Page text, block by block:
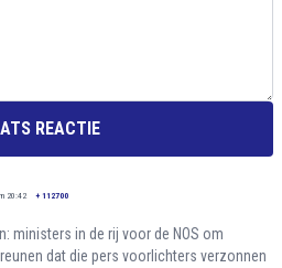
REACTIE
20:42 + 112700
ministers in de rij voor de NOS om
dat die pers voorlichters verzonnen